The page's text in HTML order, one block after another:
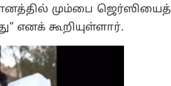
மும்பை ஜெர்ஸியைத்
எனக் கூறியுள்ளார்.